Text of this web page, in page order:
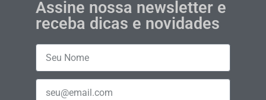
Assine nossa newsletter e
receba dicas e novidades